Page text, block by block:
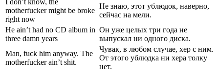
motherfucker might be broke
right now
Не знаю, этот ублюдок, наверно,
сейчас на мели.
He ain’t had no CD album in
three damn years
Он уже целых три года не
выпускал ни одного диска.
Man, fuck him anyway. The
motherfucker ain’t shit.
Чувак, в любом случае, хер с ним.
От этого ублюдка ни хера толку
нет.